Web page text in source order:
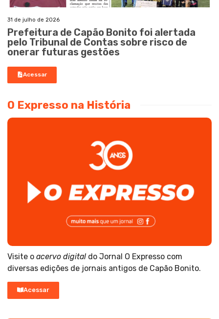
31 de julho de 2026
Prefeitura de Capão Bonito foi alertada
pelo Tribunal de Contas sobre risco de
onerar futuras gestões
Acessar
O Expresso na História
Visite o acervo digital do Jornal O Expresso com
diversas edições de jornais antigos de Capão Bonito.
Acessar